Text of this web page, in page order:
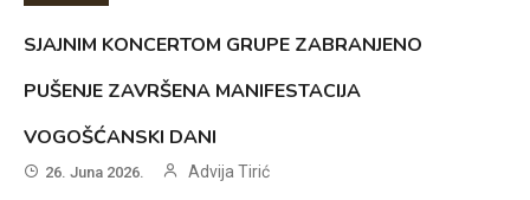
SJAJNIM KONCERTOM GRUPE ZABRANJENO
PUŠENJE ZAVRŠENA MANIFESTACIJA
VOGOŠĆANSKI DANI
26. Juna 2026. Advija Tirić